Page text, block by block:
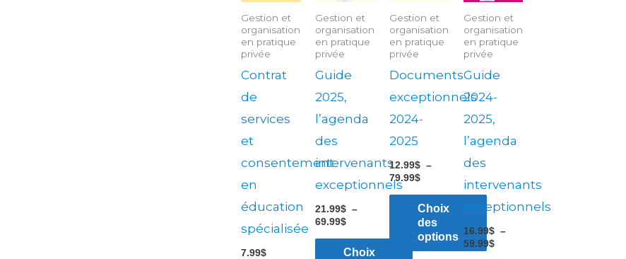
Gestion et
organisation
en pratique
privée
Contrat
de
services
et
consentement
en
éducation
spécialisée
7.99$
Gestion et
organisation
en pratique
privée
Guide
2025,
l’agenda
des
intervenants
exceptionnels
21.99$ –
69.99$
Choix
plusieurs
variations.
Les
options
peuvent
être
choisies
sur
du
produit
Gestion et
organisation
en pratique
privée
Documents
exceptionnels
2024-
2025
12.99$ –
79.99$
Choix
des
options
plusieurs
variations.
Les
options
peuvent
être
choisies
la
page
produit
Gestion et
organisation
en pratique
privée
Guide
2024-
2025,
l’agenda
des
intervenants
exceptionnels
16.99$ –
59.99$
plusieurs
variations.
Les
options
peuvent
être
choisies
sur
la
page
produit